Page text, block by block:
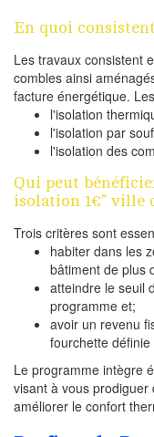
En quoi
Les travaux consistent
combles ainsi
facture énergétique.
l'isolation
l'isolation par
l'isolation des
Qui peut
isolation 1€" ville
Trois critères sont
habiter dans les
bâtiment de plus
atteindre le seuil
programme et;
avoir un revenu
fourchette définie
Le programme intègre
visant à vous prodiguer
améliorer le confort